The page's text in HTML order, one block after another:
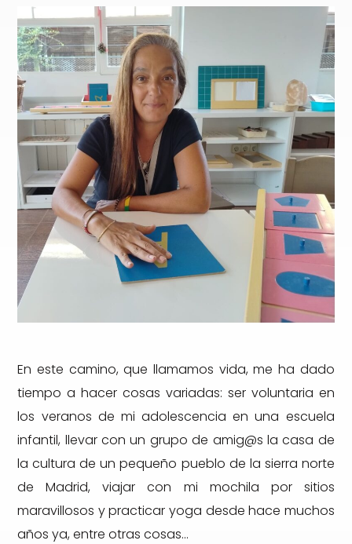
En este camino, que llamamos vida, me ha dado
tiempo a hacer cosas variadas: ser voluntaria en
los veranos de mi adolescencia en una escuela
infantil, llevar con un grupo de amig@s la casa de
la cultura de un pequeño pueblo de la sierra norte
de Madrid, viajar con mi mochila por sitios
maravillosos y practicar yoga desde hace muchos
años ya, entre otras cosas…